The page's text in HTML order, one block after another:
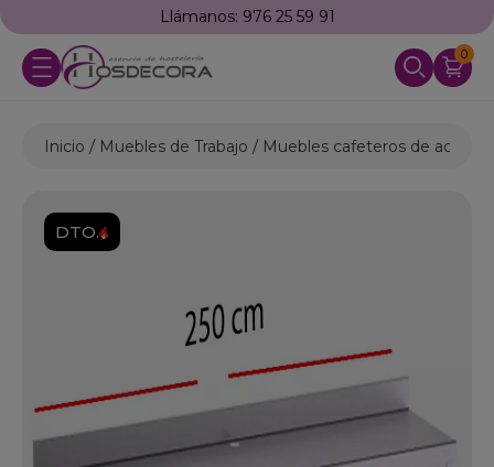
Llámanos: 976 25 59 91
0
Inicio Muebles de Trabajo Muebles cafeteros de acero
DTO.